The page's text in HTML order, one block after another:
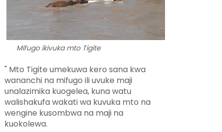
Mifugo ikivuka mto Tigite
" Mto Tigite umekuwa kero sana kwa
wananchi na mifugo ili uvuke maji
unalazimika kuogelea, kuna watu
walishakufa wakati wa kuvuka mto na
wengine kusombwa na maji na
kuokolewa.